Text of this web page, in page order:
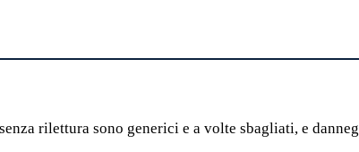
rilettura sono generici e a volte sbagliati, e